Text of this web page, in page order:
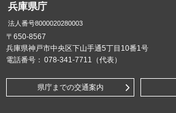
兵庫県庁
法人番号8000020280003
〒650-8567
兵庫県神戸市中央区下山手通5丁目10番1号
電話番号： 078-341-7711（代表）
県庁までの交通案内